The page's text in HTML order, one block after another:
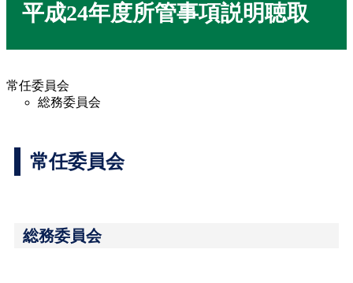
平成24年度所管事項説明聴取
常任委員会
総務委員会
常任委員会
総務委員会